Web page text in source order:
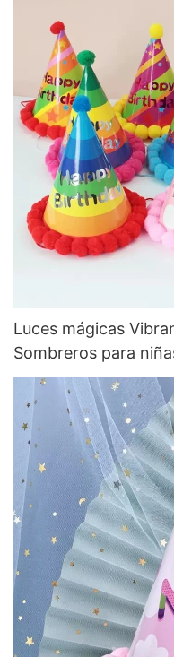
Luces mágicas
Sombreros para
Fiesta de la